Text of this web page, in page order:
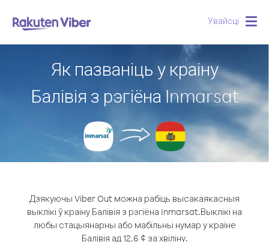
Увайсці
Як пазваніць у краіну
Балівія з рэгіёна Inmarsat
Дзякуючы Viber Out можна рабіць высакаякасныя
выклікі ў краіну Балівія з рэгіёна Inmarsat.Выклікі на
любы стацыянарны або мабільны нумар у краіне
Балівія ад 12.6 ¢ за хвіліну.